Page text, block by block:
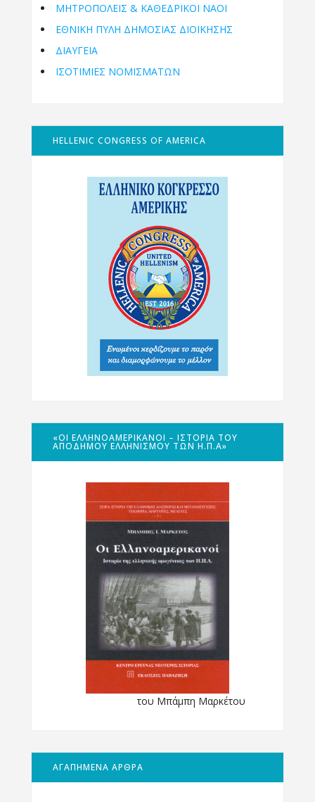
ΜΗΤΡΟΠΌΛΕΙΣ & ΚΑΘΕΔΡΙΚΟΊ ΝΑΟΊ
ΕΘΝΙΚΉ ΠΎΛΗ ΔΗΜΌΣΙΑΣ ΔΙΟΊΚΗΣΗΣ
ΔΙΑΥΓΕΙΑ
ΙΣΟΤΙΜΙΕΣ ΝΟΜΙΣΜΑΤΩΝ
HELLENIC CONGRESS OF AMERICA
«ΟΙ ΕΛΛΗΝΟΑΜΕΡΙΚΑΝΟΊ – ΙΣΤΟΡΊΑ ΤΟΥ
ΑΠΌΔΗΜΟΥ ΕΛΛΗΝΙΣΜΟΎ ΤΩΝ Η.Π.Α»
του Μπάμπη Μαρκέτου
ΑΓΑΠΗΜΕΝΑ ΑΡΘΡΑ